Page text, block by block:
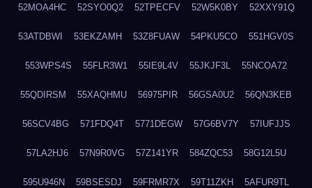
52MOA4HC 52SYO0Q2 52TPECFV 52W5K0BY 52XXY91Q
53ATDBWI 53EKZAMH 53Z8FUAW 54PKU5CO 551HGV0S
553WPS4S 55FLR3W1 55IE9L4V 55JKJF3L 55NCOA72
55QDIRSM 55XAQHMU 56975PIR 56GSA0U2 56QN3KEB
56SCV4BG 571FDQ4T 5771DEGW 57G6BV7Y 57IUFJJS
57LA2HJ6 57N9R0VG 57Z141YR 584ZQC53 58G12L5U
595U946N 59BSESDJ 59FRMR7X 59T11ZKH 5AFUR9TL